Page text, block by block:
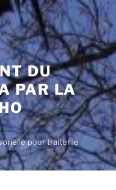
DU
PAR LA
pour traiter le